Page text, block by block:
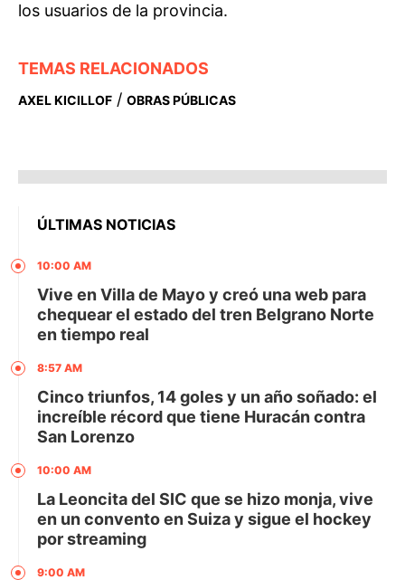
los usuarios de la provincia.
TEMAS RELACIONADOS
AXEL KICILLOF / OBRAS PÚBLICAS
ÚLTIMAS NOTICIAS
10:00 AM
Vive en Villa de Mayo y creó una web para
chequear el estado del tren Belgrano Norte
en tiempo real
8:57 AM
Cinco triunfos, 14 goles y un año soñado: el
increíble récord que tiene Huracán contra
San Lorenzo
10:00 AM
La Leoncita del SIC que se hizo monja, vive
en un convento en Suiza y sigue el hockey
por streaming
9:00 AM